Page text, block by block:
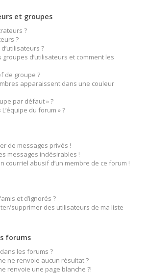
et groupes
?
?
?
d’utilisateurs et comment les
de groupe ?
apparaissent dans une couleur
par défaut » ?
du forum » ?
de messages privés !
messages indésirables !
courriel abusif d’un membre de ce forum !
et d’ignorés ?
supprimer des utilisateurs de ma liste
forums
les forums ?
ne renvoie aucun résultat ?
renvoie une page blanche ?!